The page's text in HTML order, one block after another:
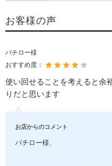
お客様の声
パチロー様
おすすめ度：
使い回せることを考えると余
りだと思います
お店からのコメント
パチロー様、